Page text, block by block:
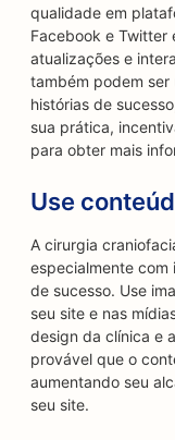
qualidade em
Facebook e Twitter
atualizações e
também podem
histórias de
sua prática,
para obter mais
Use
A cirurgia
especialmente com
de sucesso. Use
seu site e nas
design da clínica e
provável que o
aumentando seu
seu site.